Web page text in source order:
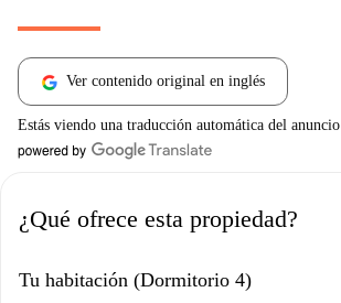
Ver contenido original en inglés
Estás viendo una traducción automática del anuncio
¿Qué ofrece esta propiedad?
Tu habitación (Dormitorio 4)